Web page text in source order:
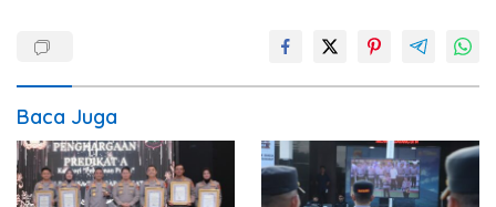
Baca Juga